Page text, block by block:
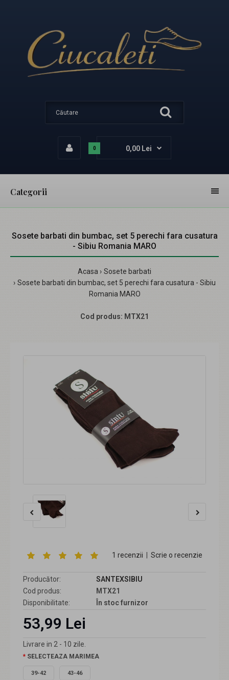
0 0,00 Lei
Categorii
Sosete barbati din bumbac, set 5 perechi fara cusatura
- Sibiu Romania MARO
Acasa
Sosete barbati
Sosete barbati din bumbac, set 5 perechi fara cusatura - Sibiu
Romania MARO
Cod produs: MTX21
1 recenzii Scrie o recenzie
Producător:
SANTEXSIBIU
Cod produs:
MTX21
Disponibilitate:
În stoc furnizor
53,99 Lei
Livrare in 2 - 10 zile.
SELECTEAZA MARIMEA
39-42 43-46